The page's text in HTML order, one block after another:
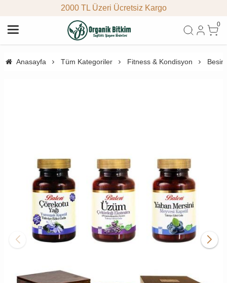
2000 TL Üzeri Ücretsiz Kargo
0
Anasayfa Tüm Kategoriler Fitness & Kondisyon Besin